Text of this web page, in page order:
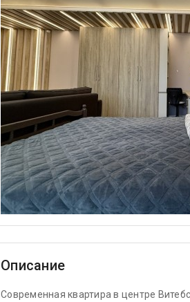
Описание
Современная квартира в центре